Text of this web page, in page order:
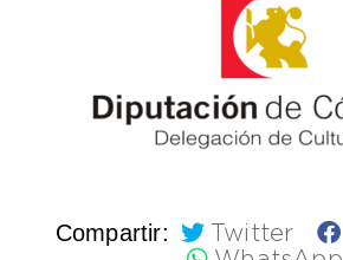
Compartir: Twitter